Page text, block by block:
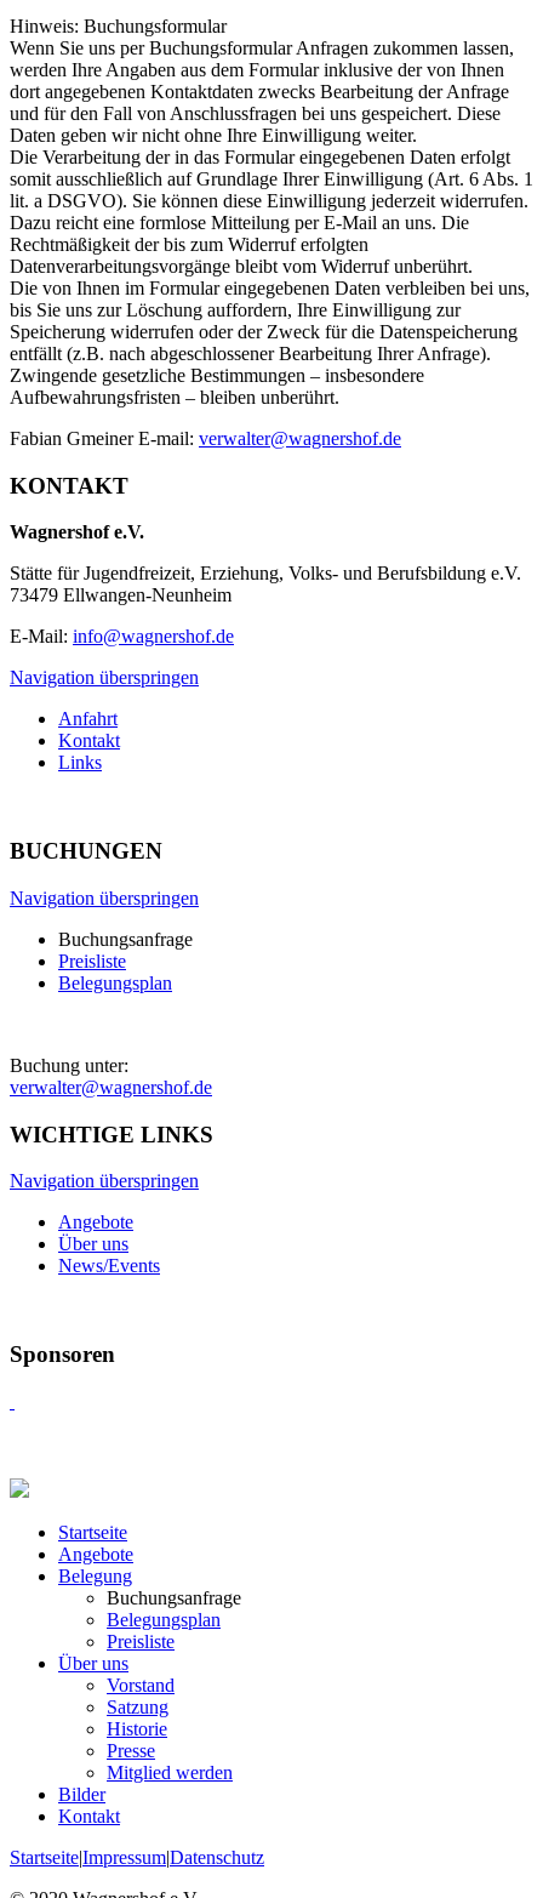
Hinweis: Buchungsformular
Wenn Sie uns per Buchungsformular Anfragen zukommen lassen,
werden Ihre Angaben aus dem Formular inklusive der von Ihnen
dort angegebenen Kontaktdaten zwecks Bearbeitung der Anfrage
und für den Fall von Anschlussfragen bei uns gespeichert. Diese
Daten geben wir nicht ohne Ihre Einwilligung weiter.
Die Verarbeitung der in das Formular eingegebenen Daten erfolgt
somit ausschließlich auf Grundlage Ihrer Einwilligung (Art. 6 Abs. 1
lit. a DSGVO). Sie können diese Einwilligung jederzeit widerrufen.
Dazu reicht eine formlose Mitteilung per E-Mail an uns. Die
Rechtmäßigkeit der bis zum Widerruf erfolgten
Datenverarbeitungsvorgänge bleibt vom Widerruf unberührt.
Die von Ihnen im Formular eingegebenen Daten verbleiben bei uns,
bis Sie uns zur Löschung auffordern, Ihre Einwilligung zur
Speicherung widerrufen oder der Zweck für die Datenspeicherung
entfällt (z.B. nach abgeschlossener Bearbeitung Ihrer Anfrage).
Zwingende gesetzliche Bestimmungen – insbesondere
Aufbewahrungsfristen – bleiben unberührt.
Fabian Gmeiner E-mail: verwalter@wagnershof.de
KONTAKT
Wagnershof e.V.
Stätte für Jugendfreizeit, Erziehung, Volks- und Berufsbildung e.V.
73479 Ellwangen-Neunheim
E-Mail: info@wagnershof.de
Navigation überspringen
Anfahrt
Kontakt
Links
BUCHUNGEN
Navigation überspringen
Buchungsanfrage
Preisliste
Belegungsplan
Buchung unter:
verwalter@wagnershof.de
WICHTIGE LINKS
Navigation überspringen
Angebote
Über uns
News/Events
Sponsoren
Startseite
Angebote
Belegung
Buchungsanfrage
Belegungsplan
Preisliste
Über uns
Vorstand
Satzung
Historie
Presse
Mitglied werden
Bilder
Kontakt
Startseite|Impressum|Datenschutz